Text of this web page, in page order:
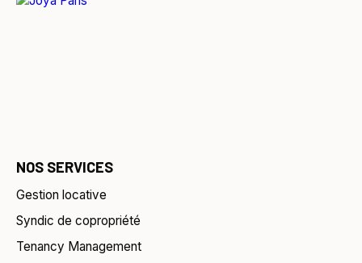
NOS SERVICES
Gestion locative
Syndic de copropriété
Tenancy Management